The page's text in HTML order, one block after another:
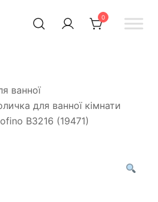
0
ванної
для ванної кімнати
B3216 (19471)